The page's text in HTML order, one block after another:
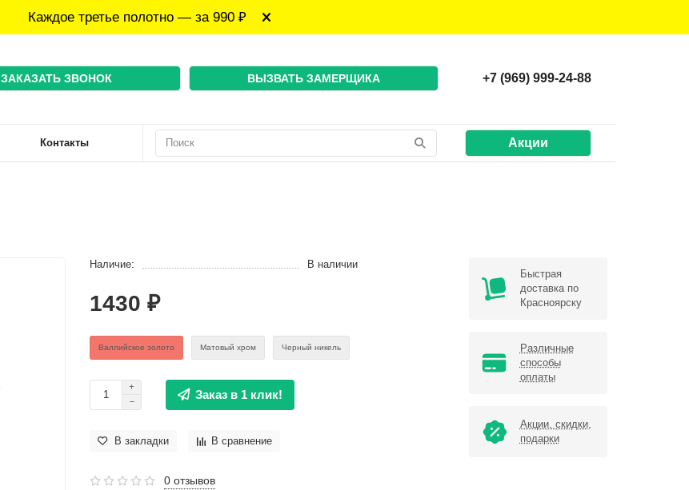
Каждое третье полотно — за 990 ₽
ЗАКАЗАТЬ ЗВОНОК ВЫЗВАТЬ ЗАМЕРЩИКА +7 (969) 999-24-88
Контакты Акции
Наличие: В наличии
1430 ₽
Валлийское золото Матовый хром Черный никель
Заказ в 1 клик!
В закладки В сравнение
0 отзывов
Быстрая
доставка по
Красноярску
Различные
способы
оплаты
Акции, скидки,
подарки